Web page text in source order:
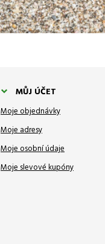
MŮJ ÚČET
Moje objednávky
Moje adresy
Moje osobní údaje
Moje slevové kupóny